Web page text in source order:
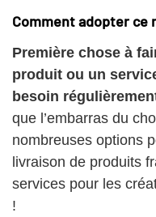
Comment adopter ce
Première chose à
produit ou un
besoin
que l’embarras du
nombreuses options
livraison de produits
services pour les
!